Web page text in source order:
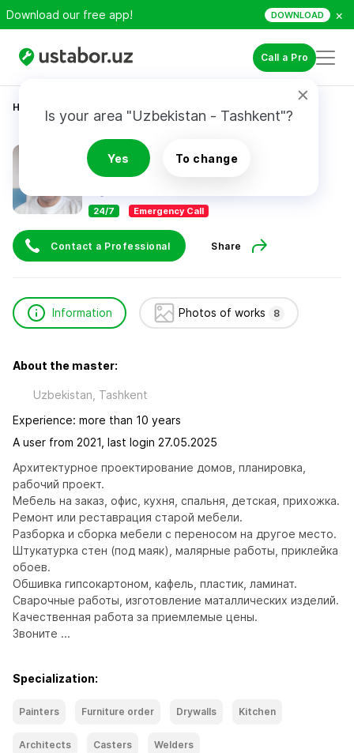
Download our free app! DOWNLOAD ×
Call a Pro
Is your area "Uzbekistan - Tashkent"?
Yes To change
Home
Muhammad
24/7 Emergency Call
Contact a Professional Share
Information Photos of works 8
About the master:
Uzbekistan, Tashkent
Experience: more than 10 years
A user from 2021, last login 27.05.2025
Архитектурное проектирование домов, планировка,
рабочий проект.
Мебель на заказ, офис, кухня, спальня, детская, прихожка.
Ремонт или реставрация старой мебели.
Разборка и сборка мебели с переносом на другое место.
Штукатурка стен (под маяк), малярные работы, приклейка
обоев.
Обшивка гипсокартоном, кафель, пластик, ламинат.
Сварочные работы, изготовление маталлических изделий.
Качественная работа за приемлемые цены.
Звоните ...
Specialization:
Painters Furniture order Drywalls Kitchen
Architects Casters Welders